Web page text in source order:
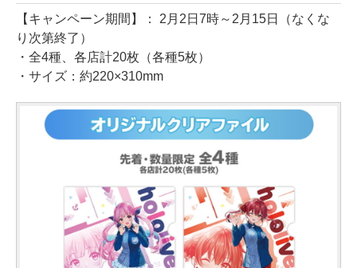
【キャンペーン期間】： 2月2日7時～2月15日（なくな
り次第終了）
・全4種、各店計20枚（各種5枚）
・サイズ：約220×310mm